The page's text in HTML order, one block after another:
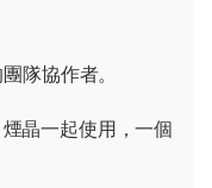
隊協作者。
煙晶一起使用，一個